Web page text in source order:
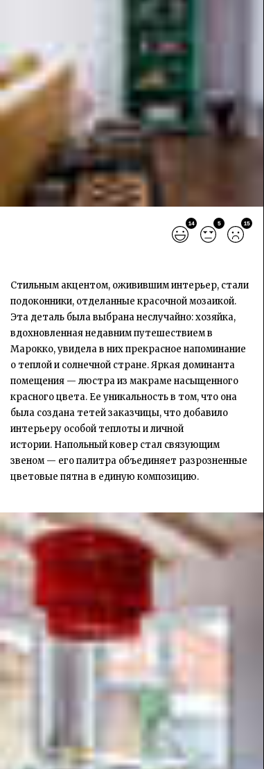
14 5 15
Стильным акцентом, оживившим интерьер, стали
подоконники, отделанные красочной мозаикой.
Эта деталь была выбрана неслучайно: хозяйка,
вдохновленная недавним путешествием в
Марокко, увидела в них прекрасное напоминание
о теплой и солнечной стране. Яркая доминанта
помещения — люстра из макраме насыщенного
красного цвета. Ее уникальность в том, что она
была создана тетей заказчицы, что добавило
интерьеру особой теплоты и личной
истории. Напольный ковер стал связующим
звеном — его палитра объединяет разрозненные
цветовые пятна в единую композицию.